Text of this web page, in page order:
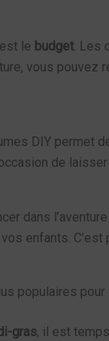
le budget .
vous pouvez
DIY permet
de
dans
enfants.
populaires pour
gras, il est